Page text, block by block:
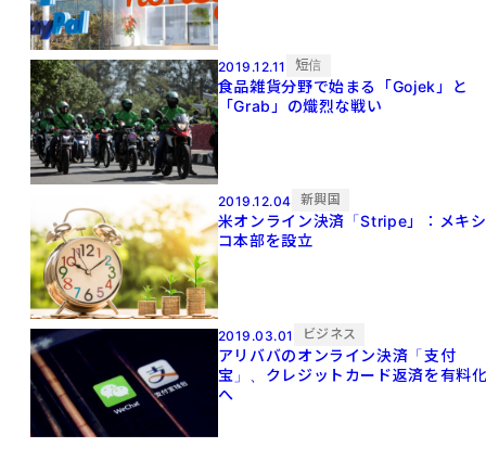
2019.12.11 短信
食品雑貨分野で始まる「Gojek」と
「Grab」の熾烈な戦い
2019.12.04 新興国
米オンライン決済「Stripe」：メキシ
コ本部を設立
2019.03.01 ビジネス
アリババのオンライン決済「支付
宝」、クレジットカード返済を有料
へ